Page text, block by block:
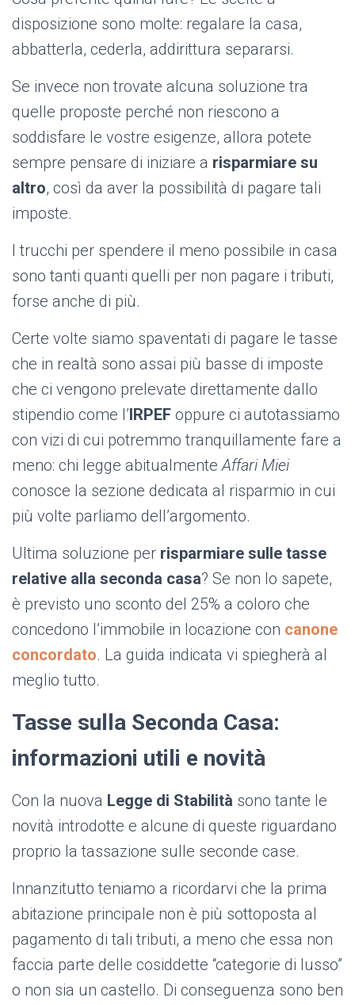
disposizione sono molte: regalare la casa,
abbatterla, cederla, addirittura separarsi.
Se invece non trovate alcuna soluzione tra
quelle proposte perché non riescono a
soddisfare le vostre esigenze, allora potete
sempre pensare di iniziare a risparmiare su
altro, così da aver la possibilità di pagare tali
imposte.
I trucchi per spendere il meno possibile in casa
sono tanti quanti quelli per non pagare i tributi,
forse anche di più.
Certe volte siamo spaventati di pagare le tasse
che in realtà sono assai più basse di imposte
che ci vengono prelevate direttamente dallo
stipendio come l’IRPEF oppure ci autotassiamo
con vizi di cui potremmo tranquillamente fare a
meno: chi legge abitualmenteAffari Miei
conosce la sezione dedicata al risparmio in cui
più volte parliamo dell’argomento.
Ultima soluzione per risparmiare sulle tasse
relative alla seconda casa? Se non lo sapete,
è previsto uno sconto del 25% a coloro che
concedono l’immobile in locazione con canone
concordato. La guida indicata vi spiegherà al
meglio tutto.
Tasse sulla Seconda Casa:
informazioni utili e novità
Con la nuova Legge di Stabilità sono tante le
novità introdotte e alcune di queste riguardano
proprio la tassazione sulle seconde case.
Innanzitutto teniamo a ricordarvi che la prima
abitazione principale non è più sottoposta al
pagamento di tali tributi, a meno che essa non
faccia parte delle cosiddette “categorie di lusso”
o non sia un castello. Di conseguenza sono ben